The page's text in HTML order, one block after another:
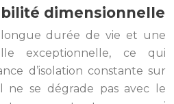
dimensionnelle
longue durée de vie et une
exceptionnelle, ce qui
d’isolation constante sur
ne se dégrade pas avec le